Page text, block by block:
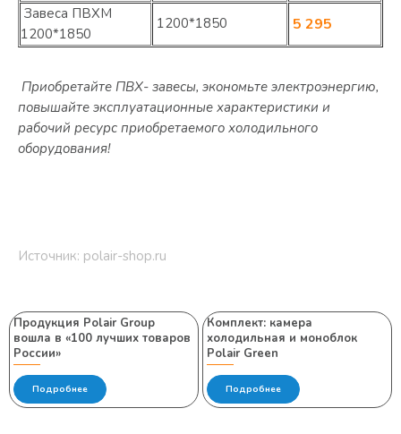
Завеса ПВХМ
1200*1850
1200*1850 5 295
Приобретайте ПВХ- завесы, экономьте электроэнергию,
повышайте эксплуатационные характеристики и
рабочий ресурс приобретаемого холодильного
оборудования!
Источник: polair-shop.ru
Продукция Polair Group
вошла в «100 лучших товаров
России»
Подробнее
Комплект: камера
холодильная и моноблок
Polair Green
Подробнее